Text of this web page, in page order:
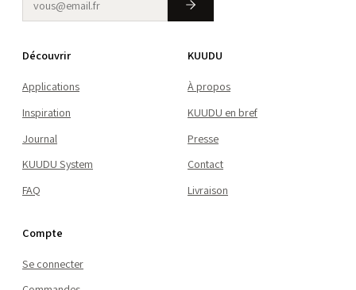
Découvrir
Applications
Inspiration
Journal
KUUDU System
FAQ
KUUDU
À propos
KUUDU en bref
Presse
Contact
Livraison
Compte
Se connecter